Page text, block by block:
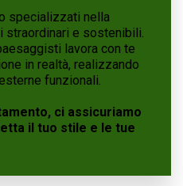
specializzati nella
e sostenibili.
lavora con te
in realtà, realizzando
funzionali.
ci assicuriamo
il tuo stile e le tue